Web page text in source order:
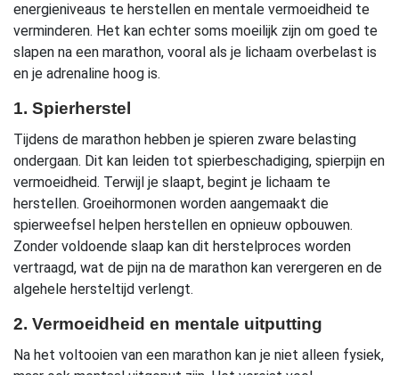
energieniveaus te herstellen en mentale vermoeidheid te
verminderen. Het kan echter soms moeilijk zijn om goed te
slapen na een marathon, vooral als je lichaam overbelast is
en je adrenaline hoog is.
1. Spierherstel
Tijdens de marathon hebben je spieren zware belasting
ondergaan. Dit kan leiden tot spierbeschadiging, spierpijn en
vermoeidheid. Terwijl je slaapt, begint je lichaam te
herstellen. Groeihormonen worden aangemaakt die
spierweefsel helpen herstellen en opnieuw opbouwen.
Zonder voldoende slaap kan dit herstelproces worden
vertraagd, wat de pijn na de marathon kan verergeren en de
algehele hersteltijd verlengt.
2. Vermoeidheid en mentale uitputting
Na het voltooien van een marathon kan je niet alleen fysiek,